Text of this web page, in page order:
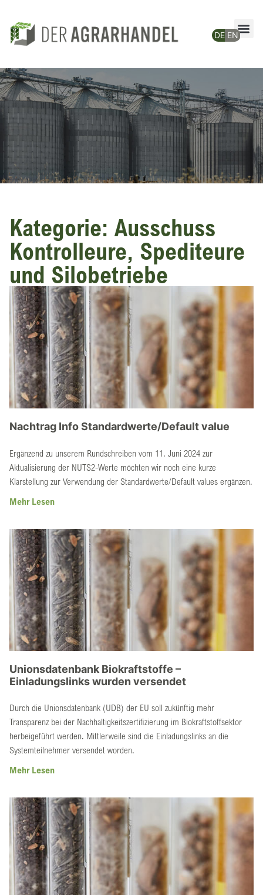
Kategorie: Ausschuss
Kontrolleure, Spediteure
und Silobetriebe
Nachtrag Info Standardwerte/Default value
Ergänzend zu unserem Rundschreiben vom 11. Juni 2024 zur
Aktualisierung der NUTS2-Werte möchten wir noch eine kurze
Klarstellung zur Verwendung der Standardwerte/Default values ergänzen.
Mehr Lesen
Unionsdatenbank Biokraftstoffe –
Einladungslinks wurden versendet
Durch die Unionsdatenbank (UDB) der EU soll zukünftig mehr
Transparenz bei der Nachhaltigkeitszertifizierung im Biokraftstoffsektor
herbeigeführt werden. Mittlerweile sind die Einladungslinks an die
Systemteilnehmer versendet worden.
Mehr Lesen